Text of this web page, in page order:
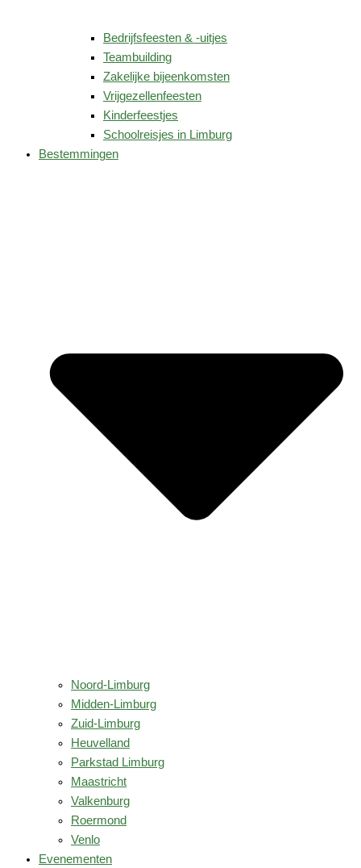
Bedrijfsfeesten & -uitjes
Teambuilding
Zakelijke bijeenkomsten
Vrijgezellenfeesten
Kinderfeestjes
Schoolreisjes in Limburg
Bestemmingen
Noord-Limburg
Midden-Limburg
Zuid-Limburg
Heuvelland
Parkstad Limburg
Maastricht
Valkenburg
Roermond
Venlo
Evenementen